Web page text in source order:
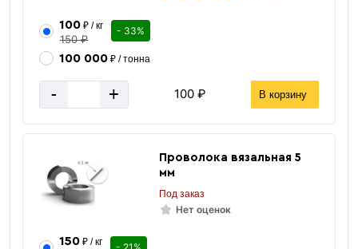
100₽ / кг
150 ₽
- 33%
100 000₽ / тонна
- + 100 ₽ В корзину
Проволока вязальная 5
мм
Под заказ
Нет оценок
150₽ / кг